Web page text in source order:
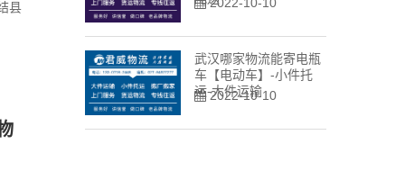
县
武汉哪家物流能寄电瓶
车【电动车】-小件托
运-大件运输
2022-10-10